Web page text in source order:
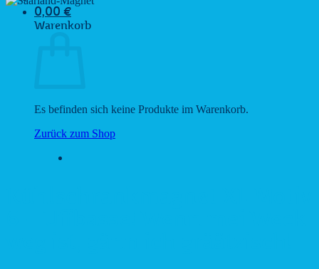
0,00 €
Warenkorb
Es befinden sich keine Produkte im Warenkorb.
Zurück zum Shop